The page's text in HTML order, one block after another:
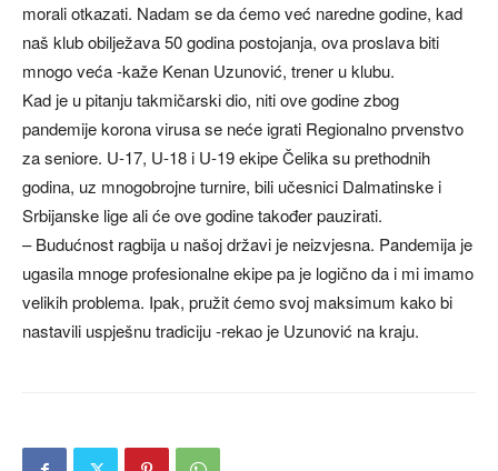
morali otkazati. Nadam se da ćemo već naredne godine, kad
naš klub obilježava 50 godina postojanja, ova proslava biti
mnogo veća -kaže Kenan Uzunović, trener u klubu.
Kad je u pitanju takmičarski dio, niti ove godine zbog
pandemije korona virusa se neće igrati Regionalno prvenstvo
za seniore. U-17, U-18 i U-19 ekipe Čelika su prethodnih
godina, uz mnogobrojne turnire, bili učesnici Dalmatinske i
Srbijanske lige ali će ove godine također pauzirati.
– Budućnost ragbija u našoj državi je neizvjesna. Pandemija je
ugasila mnoge profesionalne ekipe pa je logično da i mi imamo
velikih problema. Ipak, pružit ćemo svoj maksimum kako bi
nastavili uspješnu tradiciju -rekao je Uzunović na kraju.